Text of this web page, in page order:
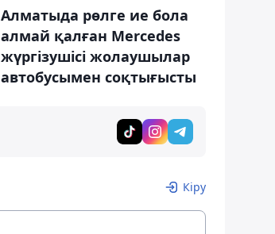
Алматыда рөлге ие бола
алмай қалған Mercedes
жүргізушісі жолаушылар
автобусымен соқтығысты
Кіру